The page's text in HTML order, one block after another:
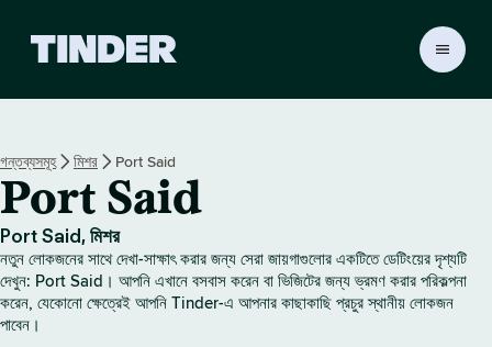
হো
ম
গন্তব্যসমূহ মিশর Port Said
Port Said
Port Said, মিশর
নতুন লোকজনের সাথে দেখা-সাক্ষাৎ করার জন্য সেরা জায়গাগুলোর একটিতে ডেটিংয়ের দৃশ্যটি
দেখুন: Port Said। আপনি এখানে বসবাস করেন বা ভিজিটের জন্য ভ্রমণ করার পরিকল্পনা
করেন, যেকোনো ক্ষেত্রেই আপনি Tinder-এ আপনার কাছাকাছি প্রচুর স্থানীয় লোকজন
পাবেন।